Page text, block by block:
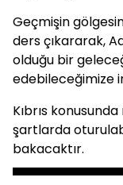
Geçmişin
ders çıkararak,
olduğu bir
edebileceğimize
Kıbrıs
şartlarda
bakacaktır.